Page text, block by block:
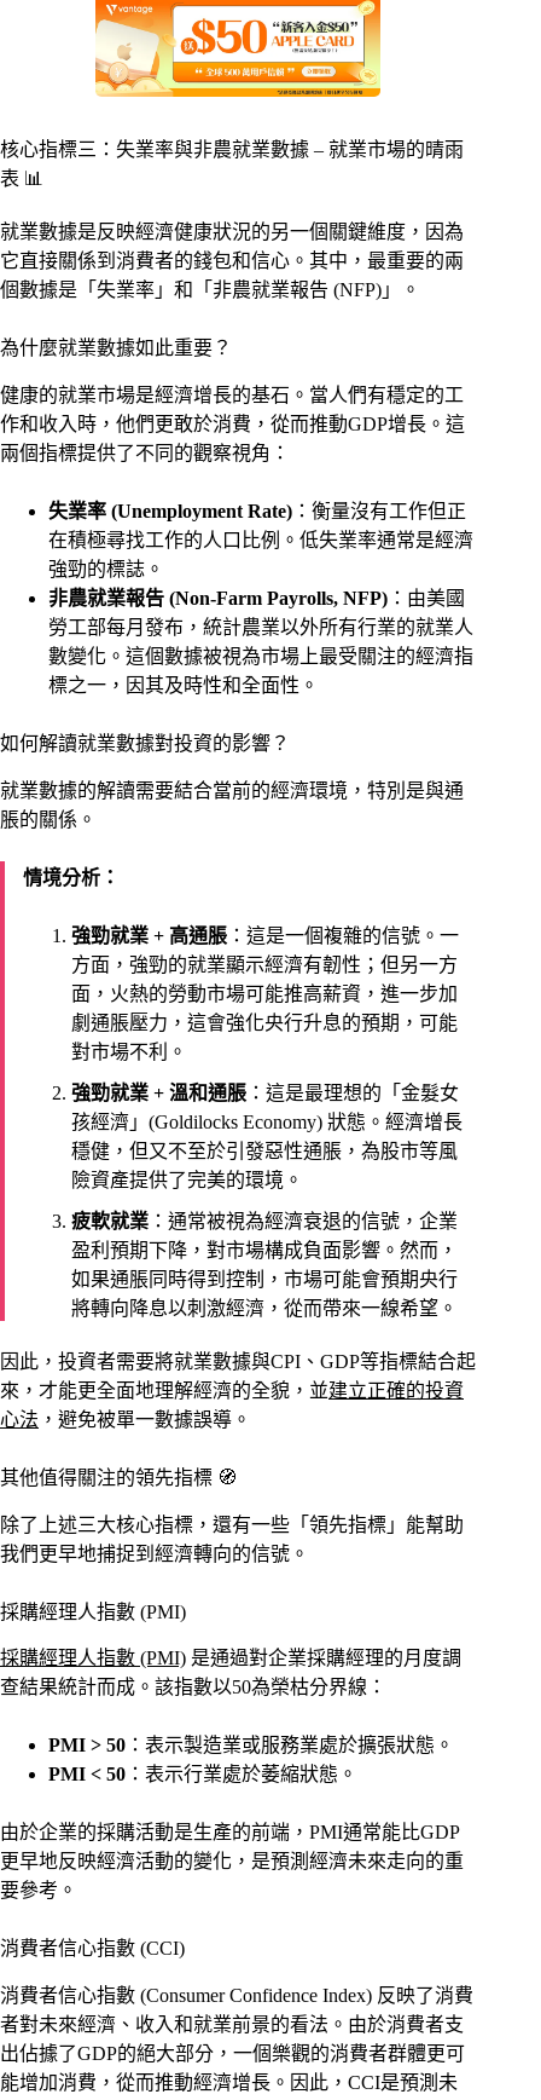
核心指標三：失業率與非農就業數據 – 就業市場的晴雨
表 📊
就業數據是反映經濟健康狀況的另一個關鍵維度，因為
它直接關係到消費者的錢包和信心。其中，最重要的兩
個數據是「失業率」和「非農就業報告 (NFP)」。
為什麼就業數據如此重要？
健康的就業市場是經濟增長的基石。當人們有穩定的工
作和收入時，他們更敢於消費，從而推動GDP增長。這
兩個指標提供了不同的觀察視角：
失業率 (Unemployment Rate) ：衡量沒有工作但正
在積極尋找工作的人口比例。低失業率通常是經濟
強勁的標誌。
非農就業報告 (Non-Farm Payrolls, NFP) ：由美國
勞工部每月發布，統計農業以外所有行業的就業人
數變化。這個數據被視為市場上最受關注的經濟指
標之一，因其及時性和全面性。
如何解讀就業數據對投資的影響？
就業數據的解讀需要結合當前的經濟環境，特別是與通
脹的關係。
情境分析：
強勁就業 + 高通脹 ：這是一個複雜的信號。一
方面，強勁的就業顯示經濟有韌性；但另一方
面，火熱的勞動市場可能推高薪資，進一步加
劇通脹壓力，這會強化央行升息的預期，可能
對市場不利。
強勁就業 + 溫和通脹 ：這是最理想的「金髮女
孩經濟」(Goldilocks Economy) 狀態。經濟增長
穩健，但又不至於引發惡性通脹，為股市等風
險資產提供了完美的環境。
疲軟就業 ：通常被視為經濟衰退的信號，企業
盈利預期下降，對市場構成負面影響。然而，
如果通脹同時得到控制，市場可能會預期央行
將轉向降息以刺激經濟，從而帶來一線希望。
因此，投資者需要將就業數據與CPI、GDP等指標結合起
來，才能更全面地理解經濟的全貌，並建立正確的投資
心法 ，避免被單一數據誤導。
其他值得關注的領先指標 🧭
除了上述三大核心指標，還有一些「領先指標」能幫助
我們更早地捕捉到經濟轉向的信號。
採購經理人指數 (PMI)
採購經理人指數 (PMI) 是通過對企業採購經理的月度調
查結果統計而成。該指數以50為榮枯分界線：
PMI > 50 ：表示製造業或服務業處於擴張狀態。
PMI < 50 ：表示行業處於萎縮狀態。
由於企業的採購活動是生產的前端，PMI通常能比GDP
更早地反映經濟活動的變化，是預測經濟未來走向的重
要參考。
消費者信心指數 (CCI)
消費者信心指數 (Consumer Confidence Index) 反映了消費
者對未來經濟、收入和就業前景的看法。由於消費者支
出佔據了GDP的絕大部分，一個樂觀的消費者群體更可
能增加消費，從而推動經濟增長。因此，CCI是預測未